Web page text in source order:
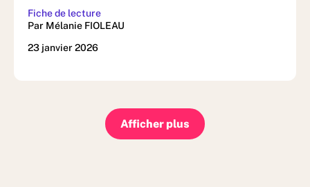
Fiche de lecture
Par Mélanie FIOLEAU
23 janvier 2026
Afficher plus